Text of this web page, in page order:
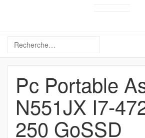
Pc Portable
N551JX I7-
250 GoSSD